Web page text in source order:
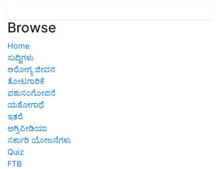
Browse
Home
ಸುದ್ದಿಗಳು
ಆರೋಗ್ಯ ಜೀವನ
ತೋಟಗಾರಿಕೆ
ಪಶುಸಂಗೋಪನೆ
ಯಶೋಗಾಥೆ
ಇತರೆ
ಅಗ್ರಿಪೀಡಿಯಾ
ಸರ್ಕಾರಿ ಯೋಜನೆಗಳು
Quiz
FTB